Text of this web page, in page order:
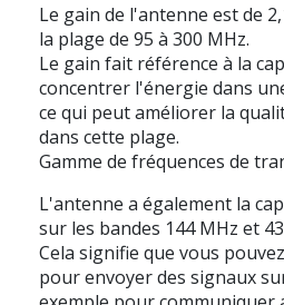
Le gain de l'antenne est de
la plage de 95 à 300 MHz.
Le gain fait référence à la
concentrer l'énergie dans
ce qui peut améliorer la
dans cette plage.
Gamme de fréquences de
L'antenne a également la
sur les bandes 144 MHz et
Cela signifie que vous
pour envoyer des signaux